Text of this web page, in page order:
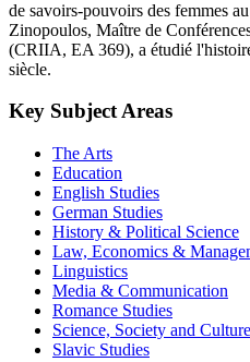
de savoirs-pouvoirs des femmes
Zinopoulos, Maître de
(CRIIA, EA 369), a étudié
siècle.
Key Subject Areas
The Arts
Education
English Studies
German Studies
History & Political Science
Law, Economics &
Linguistics
Media & Communication
Romance Studies
Science, Society and Culture
Slavic Studies